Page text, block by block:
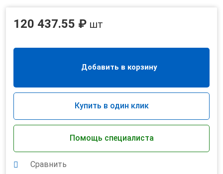
120 437.55 ₽ шт
Добавить в корзину
Купить в один клик
Помощь специалиста
Сравнить